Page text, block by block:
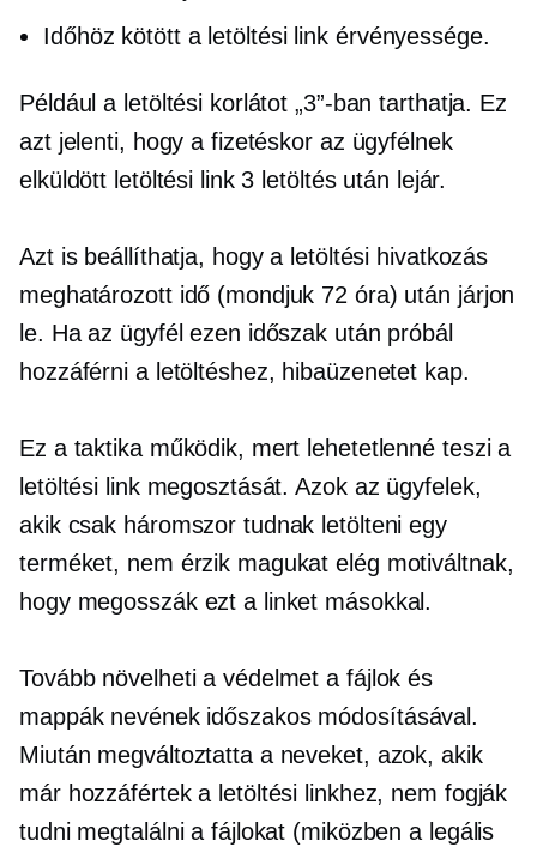
Időhöz kötötta letöltési link érvényessége.
Például a letöltési korlátot „3”-ban tarthatja. Ez
azt jelenti, hogy a fizetéskor az ügyfélnek
elküldött letöltési link 3 letöltés után lejár.
Azt is beállíthatja, hogy a letöltési hivatkozás
meghatározott idő (mondjuk 72 óra) után járjon
le. Ha az ügyfél ezen időszak után próbál
hozzáférni a letöltéshez, hibaüzenetet kap.
Ez a taktika működik, mert lehetetlenné teszi a
letöltési link megosztását. Azok az ügyfelek,
akik csak háromszor tudnak letölteni egy
terméket, nem érzik magukat elég motiváltnak,
hogy megosszák ezt a linket másokkal.
Tovább növelheti a védelmet a fájlok és
mappák nevének időszakos módosításával.
Miután megváltoztatta a neveket, azok, akik
már hozzáfértek a letöltési linkhez, nem fogják
tudni megtalálni a fájlokat (miközben a legális